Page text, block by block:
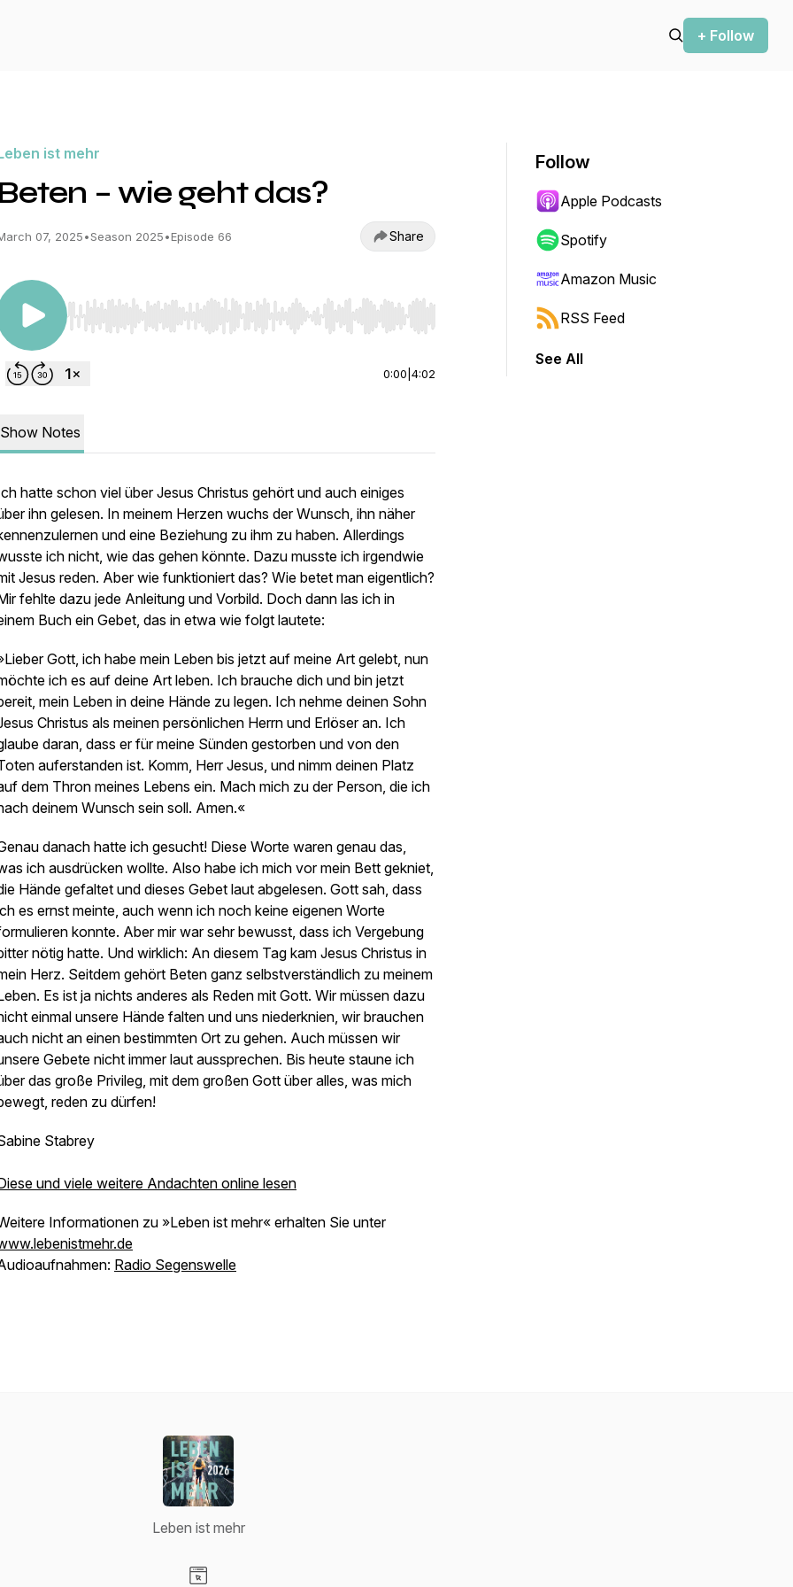
+ Follow
ist mehr
Beten – wie geht das?
07, 2025•Season 2025•Episode 66 Share
Use Left/Right to seek, Home/End to jump to start or end. Hold shift to jump forward or backward.
0:00 4:02
Show Notes
hatte schon viel über Jesus Christus gehört und auch einiges
ihn gelesen. In meinem Herzen wuchs der Wunsch, ihn näher
und eine Beziehung zu ihm zu haben. Allerdings
ich nicht, wie das gehen könnte. Dazu musste ich irgendwie
Jesus reden. Aber wie funktioniert das? Wie betet man eigentlich?
fehlte dazu jede Anleitung und Vorbild. Doch dann las ich in
Buch ein Gebet, das in etwa wie folgt lautete:
Gott, ich habe mein Leben bis jetzt auf meine Art gelebt, nun
ich es auf deine Art leben. Ich brauche dich und bin jetzt
mein Leben in deine Hände zu legen. Ich nehme deinen Sohn
Christus als meinen persönlichen Herrn und Erlöser an. Ich
daran, dass er für meine Sünden gestorben und von den
auferstanden ist. Komm, Herr Jesus, und nimm deinen Platz
dem Thron meines Lebens ein. Mach mich zu der Person, die ich
deinem Wunsch sein soll. Amen.«
danach hatte ich gesucht! Diese Worte waren genau das,
ich ausdrücken wollte. Also habe ich mich vor mein Bett gekniet,
Hände gefaltet und dieses Gebet laut abgelesen. Gott sah, dass
es ernst meinte, auch wenn ich noch keine eigenen Worte
konnte. Aber mir war sehr bewusst, dass ich Vergebung
nötig hatte. Und wirklich: An diesem Tag kam Jesus Christus in
Herz. Seitdem gehört Beten ganz selbstverständlich zu meinem
Es ist ja nichts anderes als Reden mit Gott. Wir müssen dazu
einmal unsere Hände falten und uns niederknien, wir brauchen
nicht an einen bestimmten Ort zu gehen. Auch müssen wir
Gebete nicht immer laut aussprechen. Bis heute staune ich
das große Privileg, mit dem großen Gott über alles, was mich
reden zu dürfen!
Stabrey
und viele weitere Andachten online lesen
Informationen zu »Leben ist mehr« erhalten Sie unter
Radio Segenswelle
Follow
Apple Podcasts
Spotify
Amazon Music
RSS Feed
See All
Leben ist mehr